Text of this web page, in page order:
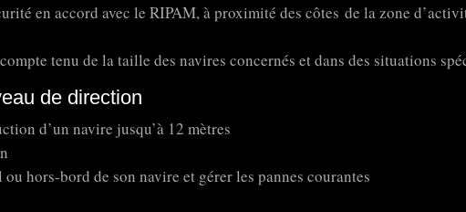
en accord avec le RIPAM, à proximité des côtes de la zone
tenu de la taille des navires concernés et dans des situations
de direction
d’un navire jusqu’à 12 mètres
hors-bord de son navire et gérer les pannes courantes